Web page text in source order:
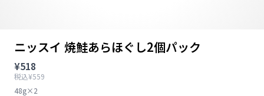
ニッスイ 焼鮭あらほぐし2個パック
¥518
税込¥559
48g×2